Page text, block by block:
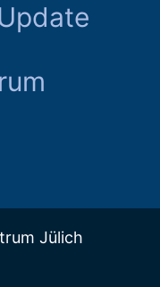
Jülich